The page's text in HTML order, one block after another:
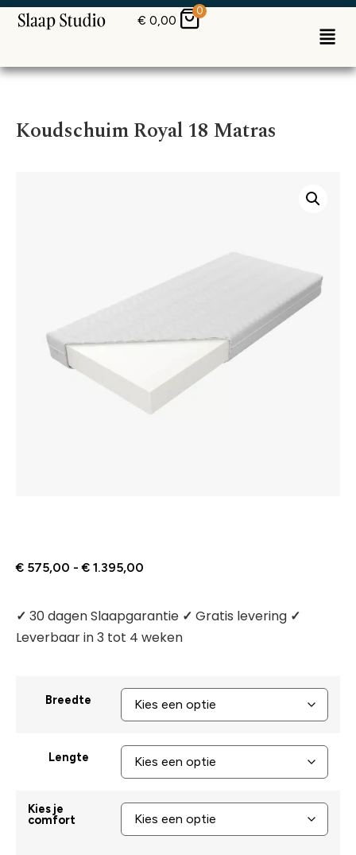
€ 0,00
0
Koudschuim Royal 18 Matras
€ 575,00 - € 1.395,00
✓ 30 dagen Slaapgarantie ✓ Gratis levering ✓
Leverbaar in 3 tot 4 weken
Breedte
Lengte
Kies je
comfort